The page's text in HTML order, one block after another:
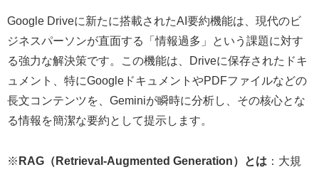
Google Driveに新たに搭載されたAI要約機能は、現代のビ
ジネスパーソンが直面する「情報過多」という課題に対す
る強力な解決策です。この機能は、Driveに保存されたドキ
ュメント、特にGoogleドキュメントやPDFファイルなどの
長文コンテンツを、Geminiが瞬時に分析し、その核心とな
る情報を簡潔な要約として提示します。
※ RAG（Retrieval-Augmented Generation）とは ：大規